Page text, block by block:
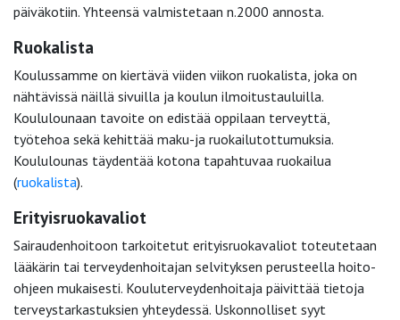
päiväkotiin. Yhteensä valmistetaan n.2000 annosta.
Ruokalista
Koulussamme on kiertävä viiden viikon ruokalista, joka on
nähtävissä näillä sivuilla ja koulun ilmoitustauluilla.
Koululounaan tavoite on edistää oppilaan terveyttä,
työtehoa sekä kehittää maku-ja ruokailutottumuksia.
Koululounas täydentää kotona tapahtuvaa ruokailua
(ruokalista).
Erityisruokavaliot
Sairaudenhoitoon tarkoitetut erityisruokavaliot toteutetaan
lääkärin tai terveydenhoitajan selvityksen perusteella hoito-
ohjeen mukaisesti. Kouluterveydenhoitaja päivittää tietoja
terveystarkastuksien yhteydessä. Uskonnolliset syyt